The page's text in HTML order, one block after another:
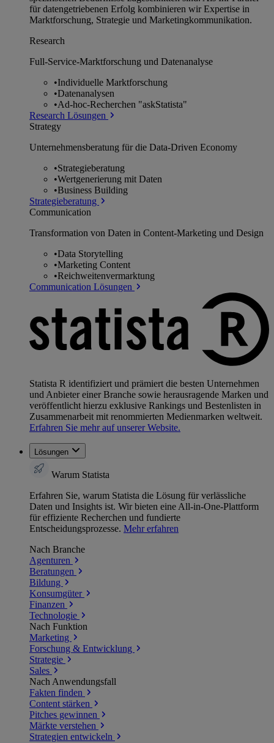
für datengetriebenen Erfolg kombinieren wir Expertise in
Marktforschung, Strategie und Marketingkommunikation.
Research
Full-Service-Marktforschung und Datenanalyse
•Individuelle Marktforschung
•Datenanalysen
•Ad-hoc-Recherchen "askStatista"
Research Lösungen
Strategy
Unternehmens­beratung für die Data-Driven Economy
•Strategieberatung
•Wertgenerierung mit Daten
•Business Building
Strategieberatung
Communication
Transformation von Daten in Content-Marketing und Design
•Data Storytelling
•Marketing Content
•Reichweitenvermarktung
Communication Lösungen
Statista R identifiziert und prämiert die besten Unternehmen
und Anbieter einer Branche sowie herausragende Marken und
veröffentlicht hierzu exklusive Rankings und Bestenlisten in
Zusammenarbeit mit renommierten Medienmarken weltweit.
Erfahren Sie mehr auf unserer Website.
Lösungen
Warum Statista
Erfahren Sie, warum Statista die Lösung für verlässliche
Daten und Insights ist. Wir bieten eine All-in-One-Plattform
für effiziente Recherchen und fundierte
Entscheidungsprozesse. Mehr erfahren
Nach Branche
Agenturen
Beratungen
Bildung
Konsumgüter
Finanzen
Technologie
Nach Funktion
Marketing
Forschung & Entwicklung
Strategie
Sales
Nach Anwendungsfall
Fakten finden
Content stärken
Pitches gewinnen
Märkte verstehen
Strategien entwickeln